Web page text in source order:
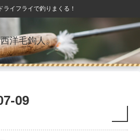
ライフライで釣りまくる！
西洋毛鉤人。
09